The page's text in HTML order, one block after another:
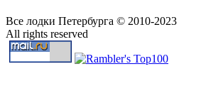
Все лодки Петербурга © 2010-2023
All rights reserved